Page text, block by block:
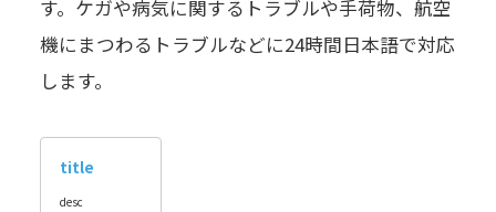
す。ケガや病気に関するトラブルや手荷物、航空
機にまつわるトラブルなどに24時間日本語で対応
します。
title
desc